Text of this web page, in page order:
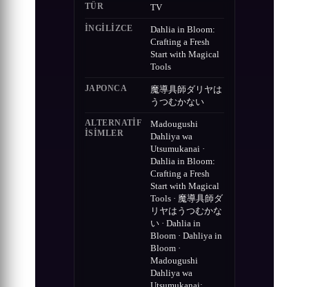
TÜR TV
İNGILIZCE
Dahlia in Bloom:
Crafting a Fresh
Start with Magical
Tools
JAPONCA
魔導具師ダリヤは
うつむかない
ALTERNATIF
ISIMLER
Madougushi
Dahliya wa
Utsumukanai ·
Dahlia in Bloom:
Crafting a Fresh
Start with Magical
Tools · 魔導具師ダ
リヤはうつむかな
い · Dahlia in
Bloom · Dahliya in
Bloom ·
Madougushi
Dahliya wa